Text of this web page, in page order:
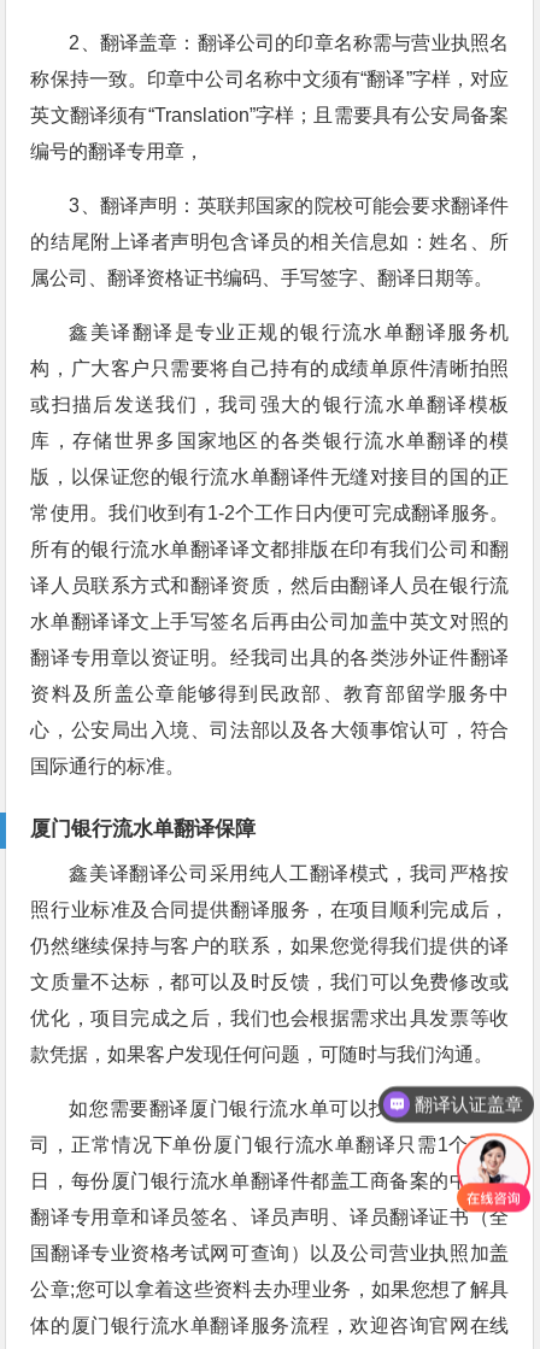
2、翻译盖章：翻译公司的印章名称需与营业执照名
称保持一致。印章中公司名称中文须有“翻译”字样，对应
英文翻译须有“Translation”字样；且需要具有公安局备案
编号的翻译专用章，
3、翻译声明：英联邦国家的院校可能会要求翻译件
的结尾附上译者声明包含译员的相关信息如：姓名、所
属公司、翻译资格证书编码、手写签字、翻译日期等。
鑫美译翻译是专业正规的银行流水单翻译服务机
构，广大客户只需要将自己持有的成绩单原件清晰拍照
或扫描后发送我们，我司强大的银行流水单翻译模板
库，存储世界多国家地区的各类银行流水单翻译的模
版，以保证您的银行流水单翻译件无缝对接目的国的正
常使用。我们收到有1-2个工作日内便可完成翻译服务。
所有的银行流水单翻译译文都排版在印有我们公司和翻
译人员联系方式和翻译资质，然后由翻译人员在银行流
水单翻译译文上手写签名后再由公司加盖中英文对照的
翻译专用章以资证明。经我司出具的各类涉外证件翻译
资料及所盖公章能够得到民政部、教育部留学服务中
心，公安局出入境、司法部以及各大领事馆认可，符合
国际通行的标准。
厦门银行流水单翻译保障
鑫美译翻译公司采用纯人工翻译模式，我司严格按
照行业标准及合同提供翻译服务，在项目顺利完成后，
仍然继续保持与客户的联系，如果您觉得我们提供的译
文质量不达标，都可以及时反馈，我们可以免费修改或
优化，项目完成之后，我们也会根据需求出具发票等收
款凭据，如果客户发现任何问题，可随时与我们沟通。
如您需要翻译厦门银行流水单可以找鑫美译翻译公
司，正常情况下单份厦门银行流水单翻译只需1个工作
日，每份厦门银行流水单翻译件都盖工商备案的中英文
翻译专用章和译员签名、译员声明、译员翻译证书（全
国翻译专业资格考试网可查询）以及公司营业执照加盖
公章;您可以拿着这些资料去办理业务，如果您想了解具
体的厦门银行流水单翻译服务流程，欢迎咨询官网在线
翻译认证盖章